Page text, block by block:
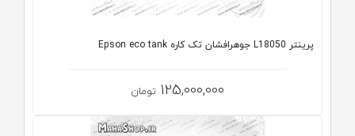
پرینتر L18050 جوهرافشان تک کاره Epson eco tank
125,000,000 تومان